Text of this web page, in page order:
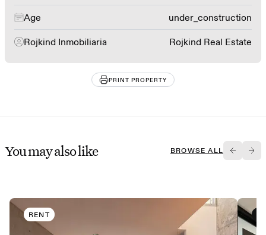
Age under_construction
Rojkind Inmobiliaria Rojkind Real Estate
PRINT PROPERTY
You may also like BROWSE ALL
RENT